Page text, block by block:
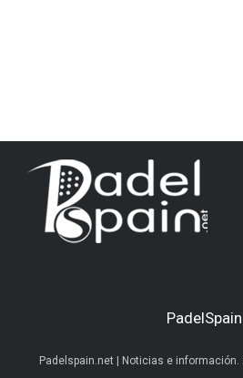
PadelSpain
Padelspain.net | Noticias e